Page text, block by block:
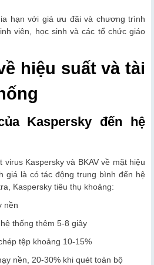
hạn với giá ưu đãi và chương trình
viên, học sinh và các tổ chức giáo
hiệu suất và tài
Kaspersky đến hệ
virus Kaspersky và BKAV về mặt hiệu
giá là có tác động trung bình đến hệ
Kaspersky tiêu thụ khoảng:
nền
thống thêm 5-8 giây
tệp khoảng 10-15%
nền, 20-30% khi quét toàn bộ